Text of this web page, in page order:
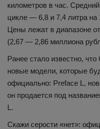
километров в час.
цикле — 6,8 и 7,4 литра на
Цены лежат в диапазоне
(2,67 — 2,86 миллиона
Ранее стало известно,
новые модели, которые
официально: Preface L,
он продается под
L.
Скажи серости «нет»: